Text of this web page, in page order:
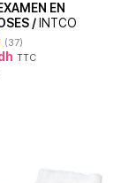
EN
/ INTCO
(37)
TTC